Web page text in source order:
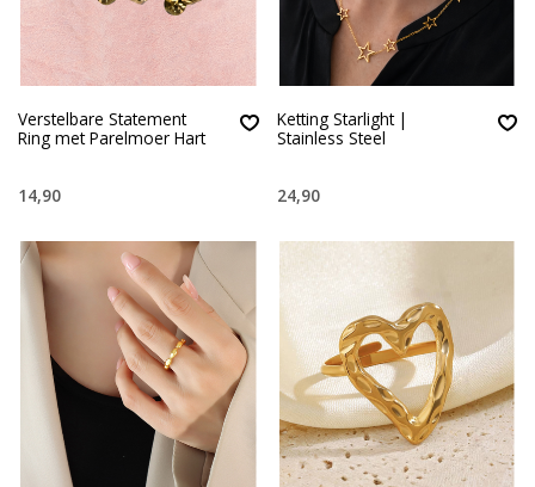
Verstelbare Statement
Ring met Parelmoer Hart
14,90
Ketting Starlight |
Stainless Steel
24,90